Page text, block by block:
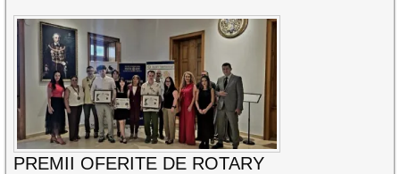
PREMII OFERITE DE ROTARY